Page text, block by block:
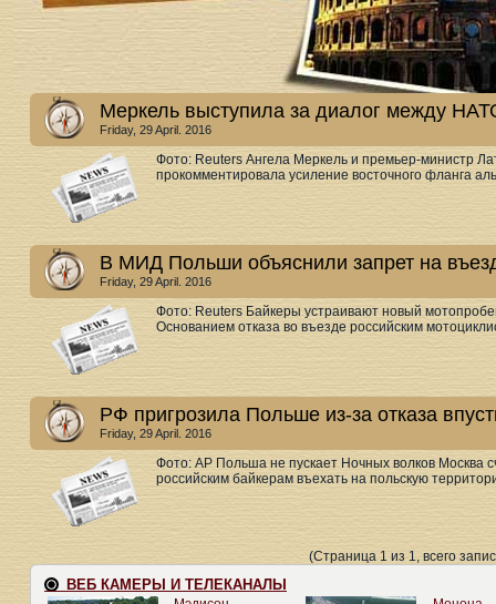
Меркель выступила за диалог между
Friday, 29 April. 2016
Фото: Reuters Ангела Меркель и премьер-министр
прокомментировала усиление восточного фланга
В МИД Польши объяснили запрет на
Friday, 29 April. 2016
Фото: Reuters Байкеры устраивают новый
Основанием отказа во въезде российским
РФ пригрозила Польше из-за отказа
Friday, 29 April. 2016
Фото: AP Польша не пускает Ночных волков Москва
российским байкерам въехать на польскую
(Страница 1 из 1, всего